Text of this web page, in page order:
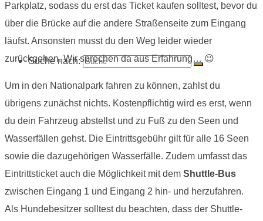
Suche nach:
Parkplatz, sodass du erst das Ticket kaufen solltest, bevor du
über die Brücke auf die andere Straßenseite zum Eingang
läufst. Ansonsten musst du den Weg leider wieder
zurückgehen. Wir sprechen da aus Erfahrung… 😉
Um in den Nationalpark fahren zu können, zahlst du
übrigens zunächst nichts. Kostenpflichtig wird es erst, wenn
du dein Fahrzeug abstellst und zu Fuß zu den Seen und
Wasserfällen gehst. Die Eintrittsgebühr gilt für alle 16 Seen
sowie die dazugehörigen Wasserfälle. Zudem umfasst das
Eintrittsticket auch die Möglichkeit mit dem Shuttle-Bus
zwischen Eingang 1 und Eingang 2 hin- und herzufahren.
Als Hundebesitzer solltest du beachten, dass der Shuttle-